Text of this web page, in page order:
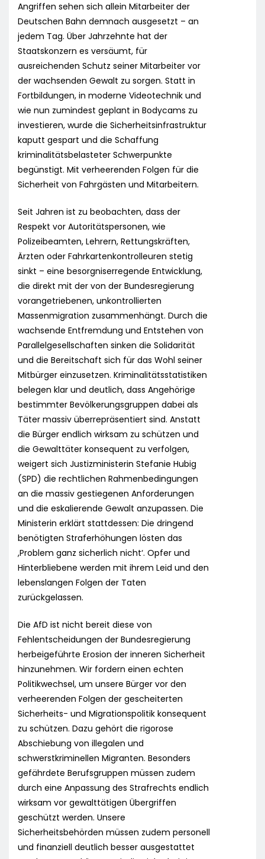
Angriffen sehen sich allein Mitarbeiter der
Deutschen Bahn demnach ausgesetzt – an
jedem Tag. Über Jahrzehnte hat der
Staatskonzern es versäumt, für
ausreichenden Schutz seiner Mitarbeiter vor
der wachsenden Gewalt zu sorgen. Statt in
Fortbildungen, in moderne Videotechnik und
wie nun zumindest geplant in Bodycams zu
investieren, wurde die Sicherheitsinfrastruktur
kaputt gespart und die Schaffung
kriminalitätsbelasteter Schwerpunkte
begünstigt. Mit verheerenden Folgen für die
Sicherheit von Fahrgästen und Mitarbeitern.
Seit Jahren ist zu beobachten, dass der
Respekt vor Autoritätspersonen, wie
Polizeibeamten, Lehrern, Rettungskräften,
Ärzten oder Fahrkartenkontrolleuren stetig
sinkt – eine besorgniserregende Entwicklung,
die direkt mit der von der Bundesregierung
vorangetriebenen, unkontrollierten
Massenmigration zusammenhängt. Durch die
wachsende Entfremdung und Entstehen von
Parallelgesellschaften sinken die Solidarität
und die Bereitschaft sich für das Wohl seiner
Mitbürger einzusetzen. Kriminalitätsstatistiken
belegen klar und deutlich, dass Angehörige
bestimmter Bevölkerungsgruppen dabei als
Täter massiv überrepräsentiert sind. Anstatt
die Bürger endlich wirksam zu schützen und
die Gewalttäter konsequent zu verfolgen,
weigert sich Justizministerin Stefanie Hubig
(SPD) die rechtlichen Rahmenbedingungen
an die massiv gestiegenen Anforderungen
und die eskalierende Gewalt anzupassen. Die
Ministerin erklärt stattdessen: Die dringend
benötigten Straferhöhungen lösten das
,Problem ganz sicherlich nicht‘. Opfer und
Hinterbliebene werden mit ihrem Leid und den
lebenslangen Folgen der Taten
zurückgelassen.
Die AfD ist nicht bereit diese von
Fehlentscheidungen der Bundesregierung
herbeigeführte Erosion der inneren Sicherheit
hinzunehmen. Wir fordern einen echten
Politikwechsel, um unsere Bürger vor den
verheerenden Folgen der gescheiterten
Sicherheits- und Migrationspolitik konsequent
zu schützen. Dazu gehört die rigorose
Abschiebung von illegalen und
schwerstkriminellen Migranten. Besonders
gefährdete Berufsgruppen müssen zudem
durch eine Anpassung des Strafrechts endlich
wirksam vor gewalttätigen Übergriffen
geschützt werden. Unsere
Sicherheitsbehörden müssen zudem personell
und finanziell deutlich besser ausgestattet